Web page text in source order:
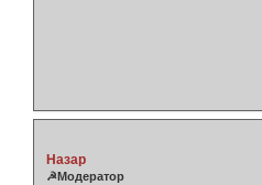
Назар
☭Модератор